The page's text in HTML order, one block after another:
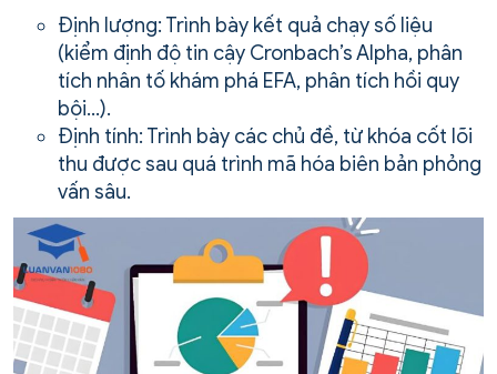
Định lượng: Trình bày kết quả chạy số liệu
(kiểm định độ tin cậy Cronbach’s Alpha, phân
tích nhân tố khám phá EFA, phân tích hồi quy
bội…).
Định tính: Trình bày các chủ đề, từ khóa cốt lõi
thu được sau quá trình mã hóa biên bản phỏng
vấn sâu.